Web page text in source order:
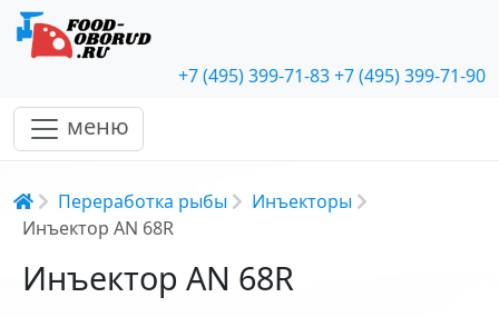
+7 (495) 399-71-83+7 (495) 399-71-90
меню
Строка навигации
Переработка рыбы
Инъекторы
Инъектор AN 68R
Инъектор AN 68R